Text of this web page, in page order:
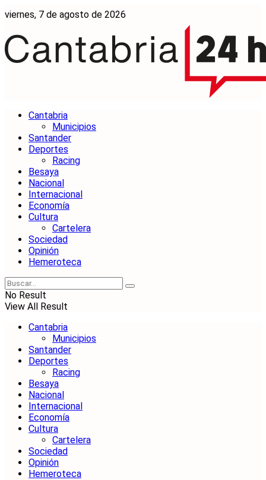
viernes, 7 de agosto de 2026
Cantabria
Municipios
Santander
Deportes
Racing
Besaya
Nacional
Internacional
Economía
Cultura
Cartelera
Sociedad
Opinión
Hemeroteca
No Result
View All Result
Cantabria
Municipios
Santander
Deportes
Racing
Besaya
Nacional
Internacional
Economía
Cultura
Cartelera
Sociedad
Opinión
Hemeroteca